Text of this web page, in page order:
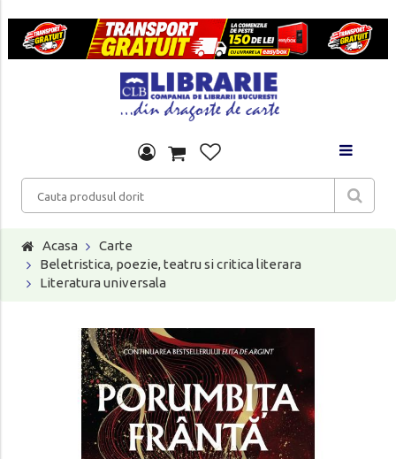
Acasa
Carte
Beletristica, poezie, teatru si critica literara
Literatura universala